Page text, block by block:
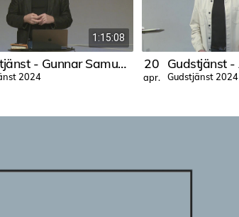
1:15:08
Gudstjänst - Gunnar Samuelsson
2024
20
apr. Gudstjänst 2024